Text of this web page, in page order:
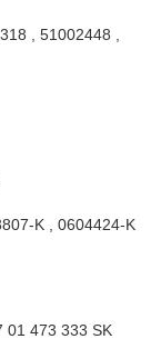
, 51002448 ,
K , 0604424-K
01 473 333 SK